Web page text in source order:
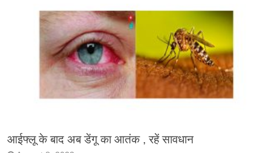
आईफ्लू के बाद अब डेंगू का आतंक , रहें सावधान